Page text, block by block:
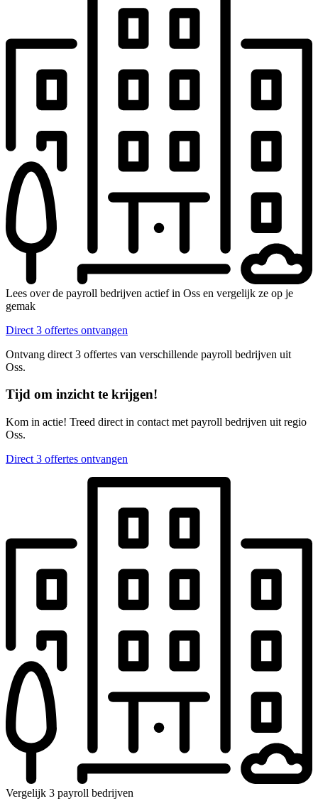
Lees over de payroll bedrijven actief in Oss en vergelijk ze op je
gemak
Direct 3 offertes ontvangen
Ontvang direct 3 offertes van verschillende payroll bedrijven uit
Oss.
Tijd om inzicht te krijgen!
Kom in actie! Treed direct in contact met payroll bedrijven uit regio
Oss.
Direct 3 offertes ontvangen
Vergelijk 3 payroll bedrijven